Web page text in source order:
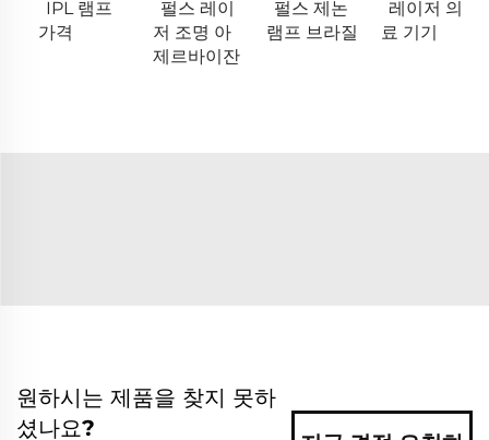
IPL 램프
가격
펄스 레이
저 조명 아
제르바이잔
펄스 제논
램프 브라질
레이저 의
료 기기
원하시는 제품을 찾지 못하
셨나요?